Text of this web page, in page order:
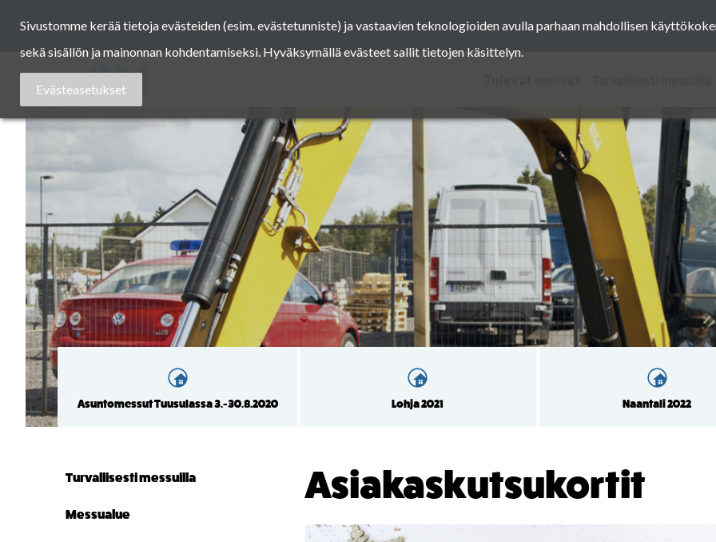
content
Asuntomessut
Asuntomessut Tuusulassa 3.-30.8.2020 Lohja 2021 Naantali 2022
Asiakaskutsukortit
Turvallisesti messuilla
Messualue
Sivustomme kerää tietoja evästeiden (esim. evästetunniste) ja vastaavien teknologioiden avulla parhaan mahdollisen
sekä sisällön ja mainonnan kohdentamiseksi. Hyväksymällä evästeet sallit tietojen käsittelyn.
Evästeasetukset